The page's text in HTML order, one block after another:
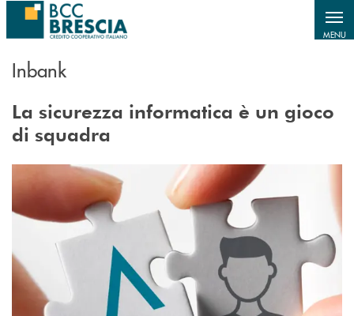
Salta al contenuto principale
MENU
Inbank
La sicurezza informatica è un gioco
di squadra